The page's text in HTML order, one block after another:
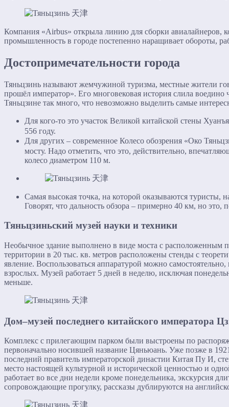
Компания «Airbus» открыла линию для сборки авиалайнеров,
промышленность в городе постепенно наращивает обороты,
Достопримечательности города
Тяньцзинь называют жемчужиной туризма, местные жители
прошёл император». Его многовековая история слила
Тяньцзине так много, что невозможно выделить самые
Для кого-то это участок Великой китайской стены
556 году.
Для других – современное Колесо обозрения «Око
мосту. Надо отметить, что это, действительно,
колесо диаметром 110 м.
Самая высокая точка, на которой оказываются туристы,
Говорят, что дальность обзора – примерно 40 км, но это,
Тяньцзиньский музей науки и техники
Необычное здание выполнено в виде моста с расположенным
территории в 20 тыс. кв. метров расположены стенды с
явление. Воспользоваться аппаратурой можно
взрослых. Музей работает 5 дней в неделю, исключая
меньше.
Дом–музей последнего китайского императора
Комплекс с прилегающим парком были выстроены по
первоначально носившей название Цяньюань. Уже позже в
последний правитель императорской династии Китая Пу И,
место настоящей культурной и исторической ценностью и
работает во все дни недели кроме понедельника, экскурсия
сопровождающие прогулку, рассказы дублируются на